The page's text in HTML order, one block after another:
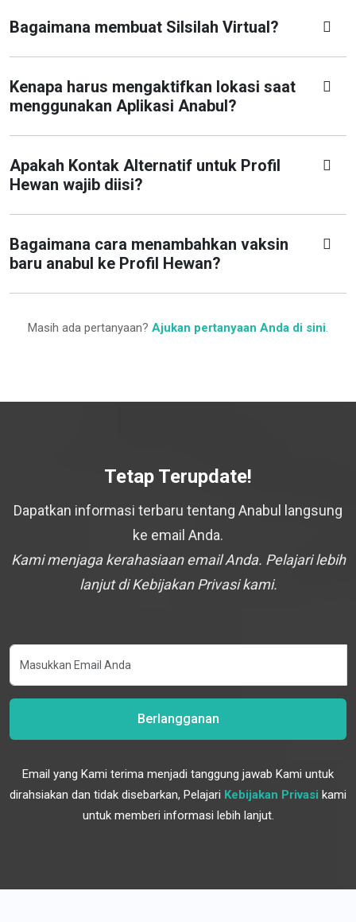
Bagaimana membuat Silsilah Virtual?
Kenapa harus mengaktifkan lokasi saat
menggunakan Aplikasi Anabul?
Apakah Kontak Alternatif untuk Profil
Hewan wajib diisi?
Bagaimana cara menambahkan vaksin
baru anabul ke Profil Hewan?
Masih ada pertanyaan? Ajukan pertanyaan Anda di sini.
Tetap Terupdate!
Dapatkan informasi terbaru tentang Anabul langsung
ke email Anda.
Kami menjaga kerahasiaan email Anda. Pelajari lebih
lanjut di Kebijakan Privasi kami.
Berlangganan
Email yang Kami terima menjadi tanggung jawab Kami untuk
dirahsiakan dan tidak disebarkan, Pelajari Kebijakan Privasi kami
untuk memberi informasi lebih lanjut.